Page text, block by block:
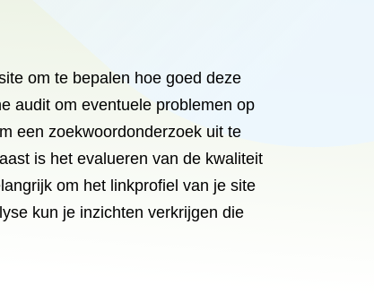
om te bepalen hoe goed deze
audit om eventuele problemen op
een zoekwoordonderzoek uit te
is het evalueren van de kwaliteit
om het linkprofiel van je site
kun je inzichten verkrijgen die